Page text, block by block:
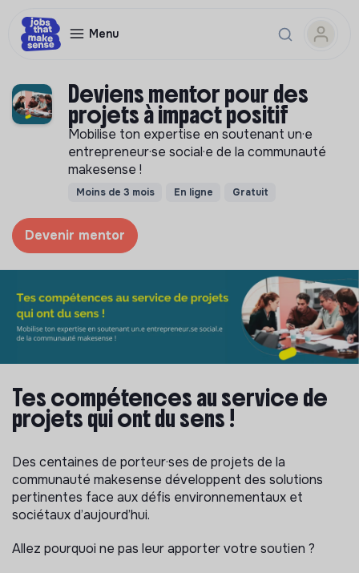
Menu
Deviens mentor pour des
projets à impact positif
Mobilise ton expertise en soutenant un·e
entrepreneur·se social·e de la communauté
makesense !
Moins de 3 mois En ligne Gratuit
Devenir mentor
Tes compétences au service de
projets qui ont du sens !
Des centaines de porteur·ses de projets de la
communauté makesense développent des solutions
pertinentes face aux défis environnementaux et
sociétaux d’aujourd’hui.
Allez pourquoi ne pas leur apporter votre soutien ?